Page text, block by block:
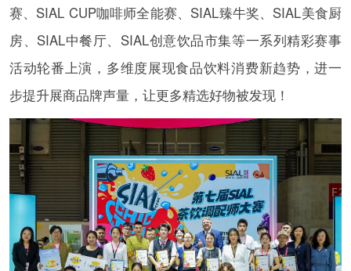
赛、SIAL CUP咖啡师全能赛、SIAL臻牛奖、SIAL美食厨
房、SIAL中餐厅、SIAL创意饮品市集等一系列精彩赛事
活动轮番上演，多维度展现食品饮料消费新趋势，进一
步提升展商品牌声量，让更多精选好物被发现！